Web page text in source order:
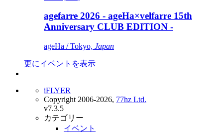
agefarre 2026 - ageHa×velfarre 15th
Anniversary CLUB EDITION -
ageHa / Tokyo, Japan
更にイベントを表示
iFLYER
Copyright 2006-2026, 77hz Ltd.
v7.3.5
カテゴリー
イベント